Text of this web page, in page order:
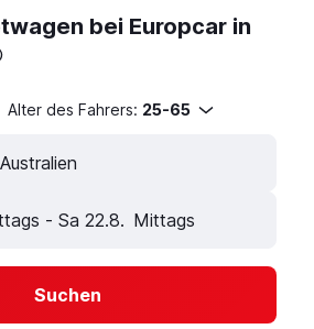
bei Europcar in
Alter des Fahrers: 25-65
- Sa 22.8. Mittags
Suchen